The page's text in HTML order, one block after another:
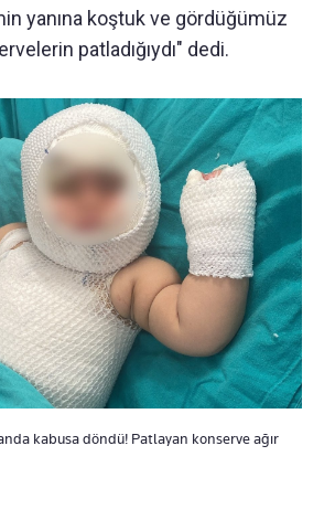
yanına koştuk ve gördüğümüz
patladığıydı" dedi.
kabusa döndü! Patlayan konserve ağır